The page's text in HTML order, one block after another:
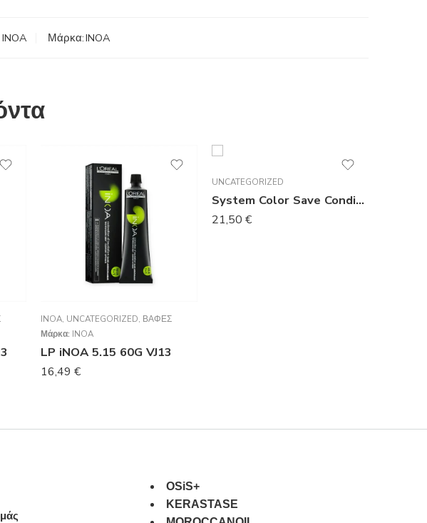
INOA Μάρκα:INOA
INOA, UNCATEGORIZED, ΒΑΦΈΣ
Μάρκα: INOA
LP iNOA 5.15 60G VJ13
16,49 €
UNCATEGORIZED
System Color Save Conditioner 200ml
21,50 €
OSiS+
KERASTASE